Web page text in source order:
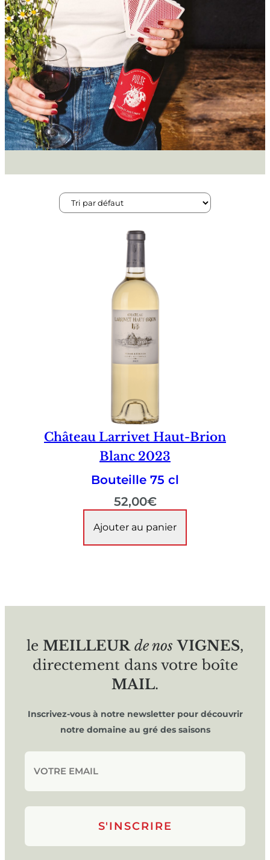
Château Larrivet Haut-Brion
Blanc 2023
Bouteille 75 cl
52,00€
Ajouter au panier
le MEILLEUR de nos VIGNES,
directement dans votre boîte
MAIL.
Inscrivez-vous à notre newsletter pour découvrir
notre domaine au gré des saisons